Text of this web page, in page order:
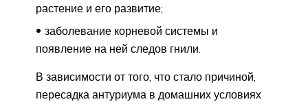
растение и его развитие;
заболевание корневой системы и
появление на ней следов гнили.
В зависимости от того, что стало причиной,
пересадка антуриума в домашних условиях